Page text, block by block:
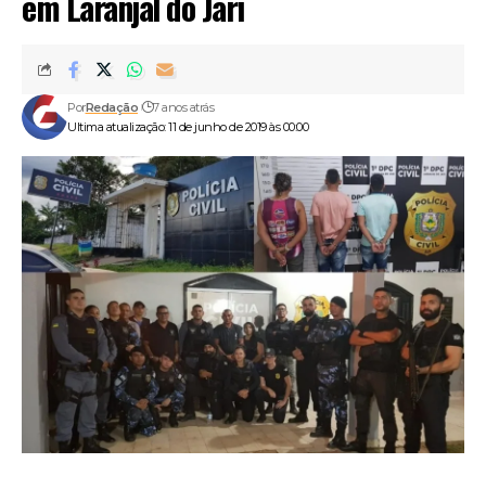
Ultima atualização: 11 de junho de 2019 às 00:00
PorRedação 7 anos atrás